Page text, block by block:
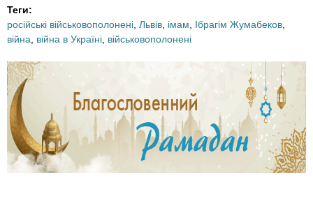
3
_
7
4
4
6
Теги:
російські військовополонені Львів імам Ібрагім Жумабеков
війна
війна в Україні військовополонені